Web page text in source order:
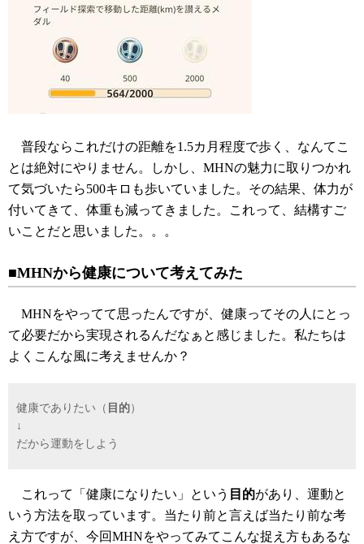
普段ならこれだけの距離を1.5カ月程度で歩く、なんてこ
とは絶対にやりません。しかし、MHNの魅力に取りつかれ
て気づいたら500キロも歩いていました。その結果、体力が
付いてきて、体重も減ってきました。これって、結構すご
いことだと思いました。。。
■MHNから健康について考えてみた
MHNをやってて思ったんですが、健康ってその人にとっ
て必要だから実現されるんだなぁと感じました。私たちは
よくこんな風に考えませんか？
健康でありたい（ 目的）
↓
だから運動をしよう
これって「健康になりたい」という 目的があり、運動と
いう方法を取っています。当たり前と言えば当たり前な考
え方ですが、今回MHNをやってみてこんな捉え方もあるな